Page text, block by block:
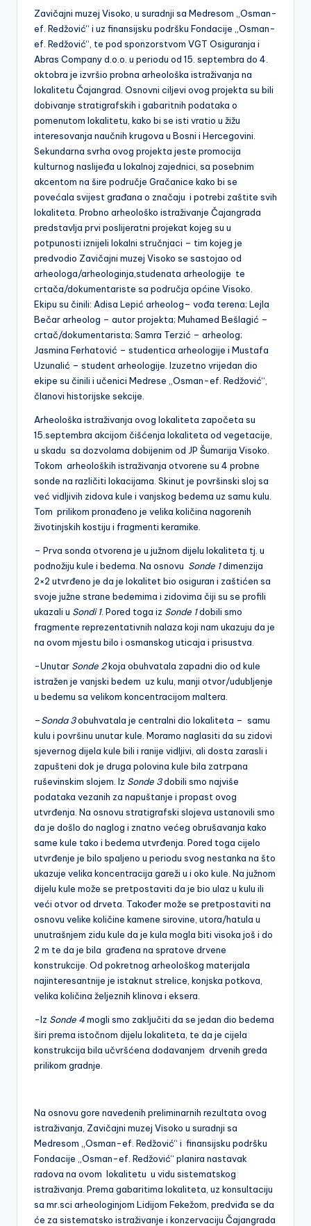
Zavičajni muzej Visoko, u suradnji sa Medresom „Osman-
ef. Redžović“ i uz finansijsku podršku Fondacije „Osman-
ef. Redžović“, te pod sponzorstvom VGT Osiguranja i
Abras Company d.o.o. u periodu od 15. septembra do 4.
oktobra je izvršio probna arheološka istraživanja na
lokalitetu Čajangrad. Osnovni ciljevi ovog projekta su bili
dobivanje stratigrafskih i gabaritnih podataka o
pomenutom lokalitetu, kako bi se isti vratio u žižu
interesovanja naučnih krugova u Bosni i Hercegovini.
Sekundarna svrha ovog projekta jeste promocija
kulturnog naslijeđa u lokalnoj zajednici, sa posebnim
akcentom na šire područje Gračanice kako bi se
povećala svijest građana o značaju i potrebi zaštite svih
lokaliteta. Probno arheološko istraživanje Čajangrada
predstavlja prvi poslijeratni projekat kojeg su u
potpunosti iznijeli lokalni stručnjaci – tim kojeg je
predvodio Zavičajni muzej Visoko se sastojao od
arheologa/arheologinja,studenata arheologije te
crtača/dokumentariste sa područja općine Visoko.
Ekipu su činili: Adisa Lepić arheolog– vođa terena; Lejla
Bečar arheolog – autor projekta; Muhamed Bešlagić –
crtač/dokumentarista; Samra Terzić – arheolog;
Jasmina Ferhatović – studentica arheologije i Mustafa
Uzunalić – student arheologije. Izuzetno vrijedan dio
ekipe su činili i učenici Medrese „Osman-ef. Redžović“,
članovi historijske sekcije.
Arheološka istraživanja ovog lokaliteta započeta su
15.septembra akcijom čišćenja lokaliteta od vegetacije,
u skadu sa dozvolama dobijenim od JP Šumarija Visoko.
Tokom arheoloških istraživanja otvorene su 4 probne
sonde na različiti lokacijama. Skinut je površinski sloj sa
već vidljivih zidova kule i vanjskog bedema uz samu kulu.
Tom prilikom pronađeno je velika količina nagorenih
životinjskih kostiju i fragmenti keramike.
– Prva sonda otvorena je u južnom dijelu lokaliteta tj. u
podnožiju kule i bedema. Na osnovu Sonde 1dimenzija
2×2 utvrđeno je da je lokalitet bio osiguran i zaštićen sa
svoje južne strane bedemima i zidovima čiji su se profili
ukazali u Sondi 1. Pored toga iz Sonde 1dobili smo
fragmente reprezentativnih nalaza koji nam ukazuju da je
na ovom mjestu bilo i osmanskog uticaja i prisustva.
-Unutar Sonde 2koja obuhvatala zapadni dio od kule
istražen je vanjski bedem uz kulu, manji otvor/udubljenje
u bedemu sa velikom koncentracijom maltera.
–Sonda 3obuhvatala je centralni dio lokaliteta – samu
kulu i površinu unutar kule. Moramo naglasiti da su zidovi
sjevernog dijela kule bili i ranije vidljivi, ali dosta zarasli i
zapušteni dok je druga polovina kule bila zatrpana
ruševinskim slojem. Iz Sonde 3dobili smo najviše
podataka vezanih za napuštanje i propast ovog
utvrđenja. Na osnovu stratigrafski slojeva ustanovili smo
da je došlo do naglog i znatno većeg obrušavanja kako
same kule tako i bedema utvrđenja. Pored toga cijelo
utvrđenje je bilo spaljeno u periodu svog nestanka na što
ukazuje velika koncentracija gareži u i oko kule. Na južnom
dijelu kule može se pretpostaviti da je bio ulaz u kulu ili
veći otvor od drveta. Također može se pretpostaviti na
osnovu velike količine kamene sirovine, utora/hatula u
unutrašnjem zidu kule da je kula mogla biti visoka još i do
2 m te da je bila građena na spratove drvene
konstrukcije. Od pokretnog arheološkog materijala
najinteresantnije je istaknut strelice, konjska potkova,
velika količina željeznih klinova i eksera.
-Iz Sonde 4mogli smo zaključiti da se jedan dio bedema
širi prema istočnom dijelu lokaliteta, te da je cijela
konstrukcija bila učvršćena dodavanjem drvenih greda
prilikom gradnje.
Na osnovu gore navedenih preliminarnih rezultata ovog
istraživanja, Zavičajni muzej Visoko u suradnji sa
Medresom „Osman-ef. Redžović“ i finansijsku podršku
Fondacije „Osman-ef. Redžović“ planira nastavak
radova na ovom lokalitetu u vidu sistematskog
istraživanja. Prema gabaritima lokaliteta, uz konsultaciju
sa mr.sci arheologinjom Lidijom Fekežom, predviđa se da
će za sistematsko istraživanje i konzervaciju Čajangrada